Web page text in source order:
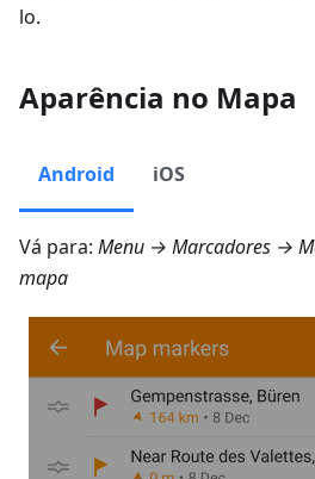
lo.
Aparência no Mapa
Android iOS
Vá para: Menu → Marcadores →
mapa